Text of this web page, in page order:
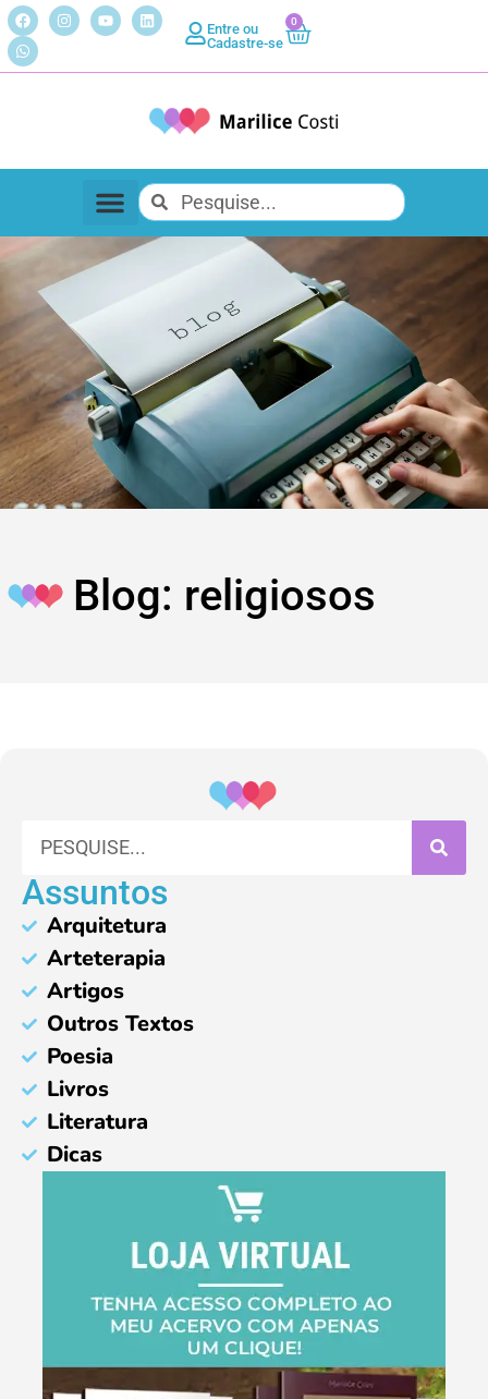
Entre ou
Cadastre-se
0
Blog: religiosos
Assuntos
Arquitetura
Arteterapia
Artigos
Outros Textos
Poesia
Livros
Literatura
Dicas